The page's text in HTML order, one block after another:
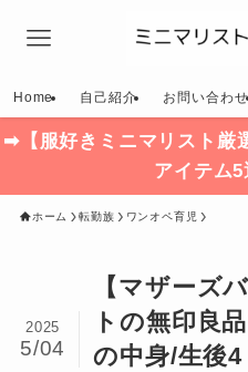
Home 自己紹介 お問い合わせ
➡【服好きミニマリスト厳
アイテム
ホーム 転勤族 ワンオペ育児
【マザーズ
トの無印良
の中身/生後
2025
5/04